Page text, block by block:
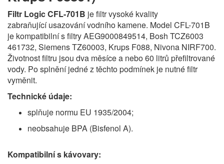
Filtr Logic CFL-701B je filtr vysoké kvality
zabraňující usazování vodního kamene. Model CFL-701B
je kompatibilní s filtry AEG9000849514, Bosh TCZ6003
461732, Siemens TZ60003, Krups F088, Nivona NIRF700.
Životnost filtru jsou dva měsíce a nebo 60 litrů přefiltrované
vody. Po splnění jedné z těchto podmínek je nutné filtr
vyměnit.
Technické údaje:
splňuje normu EU 1935/2004;
neobsahuje BPA (Bisfenol A).
Kompatibilní s kávovary: